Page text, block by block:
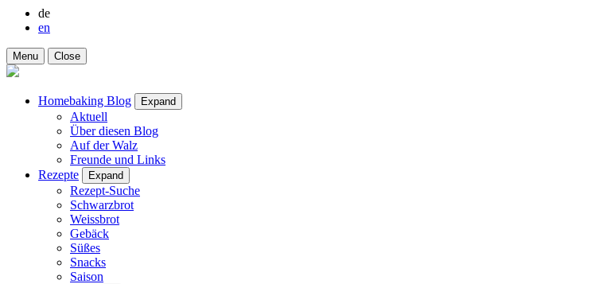
de
en
Menu Close
Homebaking Blog Expand
Aktuell
Über diesen Blog
Auf der Walz
Freunde und Links
Rezepte
Expand
Rezept-Suche
Schwarzbrot
Weissbrot
Gebäck
Süßes
Snacks
Saison